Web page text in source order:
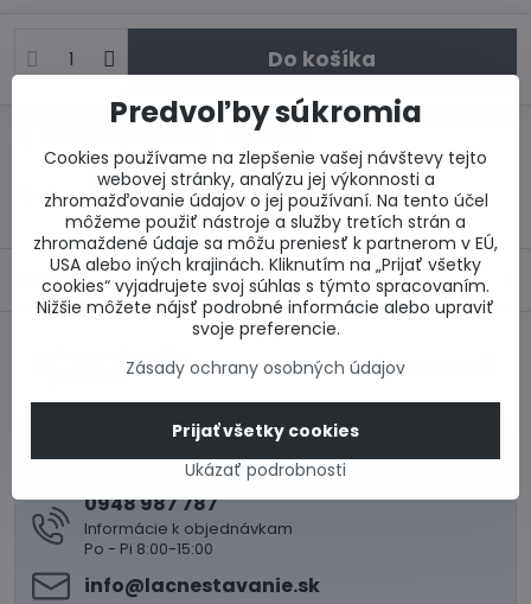
Do košíka
Doručenia
Výrobca:
Popis
Predchádzajúci
Nasledujúci produkt
0917 969 003
Technické poradenstvo
0948 987 787
Informácie k objednávkam
Po - Pi 8:00-15:00
info​@lacnestavanie​.sk
Predvoľby súkromia
Cookies používame na zlepšenie vašej návštevy tejto
webovej stránky, analýzu jej výkonnosti a
zhromažďovanie údajov o jej používaní. Na tento účel
môžeme použiť nástroje a služby tretích strán a
zhromaždené údaje sa môžu preniesť k partnerom v EÚ,
USA alebo iných krajinách. Kliknutím na „Prijať všetky
cookies“ vyjadrujete svoj súhlas s týmto spracovaním.
Nižšie môžete nájsť podrobné informácie alebo upraviť
svoje preferencie.
Zásady ochrany osobných údajov
Ukázať podrobnosti
Prijať všetky cookies